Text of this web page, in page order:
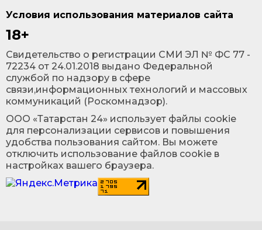
Условия использования материалов сайта
18+
Cвидетельство о регистрации СМИ ЭЛ № ФС 77 -
72234 от 24.01.2018 выдано Федеральной
службой по надзору в сфере
связи,информационных технологий и массовых
коммуникаций (Роскомнадзор).
ООО «Татарстан 24» использует файлы cookie
для персонализации сервисов и повышения
удобства пользования сайтом. Вы можете
отключить использование файлов cookie в
настройках вашего браузера.